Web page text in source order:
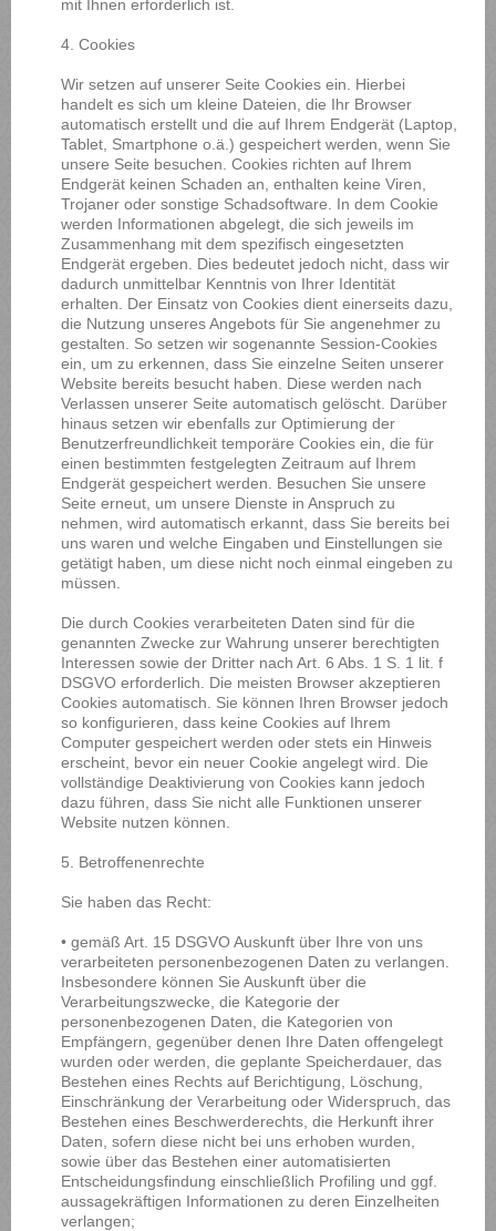
mit Ihnen erforderlich ist.
4. Cookies
Wir setzen auf unserer Seite Cookies ein. Hierbei
handelt es sich um kleine Dateien, die Ihr Browser
automatisch erstellt und die auf Ihrem Endgerät (Laptop,
Tablet, Smartphone o.ä.) gespeichert werden, wenn Sie
unsere Seite besuchen. Cookies richten auf Ihrem
Endgerät keinen Schaden an, enthalten keine Viren,
Trojaner oder sonstige Schadsoftware. In dem Cookie
werden Informationen abgelegt, die sich jeweils im
Zusammenhang mit dem spezifisch eingesetzten
Endgerät ergeben. Dies bedeutet jedoch nicht, dass wir
dadurch unmittelbar Kenntnis von Ihrer Identität
erhalten. Der Einsatz von Cookies dient einerseits dazu,
die Nutzung unseres Angebots für Sie angenehmer zu
gestalten. So setzen wir sogenannte Session-Cookies
ein, um zu erkennen, dass Sie einzelne Seiten unserer
Website bereits besucht haben. Diese werden nach
Verlassen unserer Seite automatisch gelöscht. Darüber
hinaus setzen wir ebenfalls zur Optimierung der
Benutzerfreundlichkeit temporäre Cookies ein, die für
einen bestimmten festgelegten Zeitraum auf Ihrem
Endgerät gespeichert werden. Besuchen Sie unsere
Seite erneut, um unsere Dienste in Anspruch zu
nehmen, wird automatisch erkannt, dass Sie bereits bei
uns waren und welche Eingaben und Einstellungen sie
getätigt haben, um diese nicht noch einmal eingeben zu
müssen.
Die durch Cookies verarbeiteten Daten sind für die
genannten Zwecke zur Wahrung unserer berechtigten
Interessen sowie der Dritter nach Art. 6 Abs. 1 S. 1 lit. f
DSGVO erforderlich. Die meisten Browser akzeptieren
Cookies automatisch. Sie können Ihren Browser jedoch
so konfigurieren, dass keine Cookies auf Ihrem
Computer gespeichert werden oder stets ein Hinweis
erscheint, bevor ein neuer Cookie angelegt wird. Die
vollständige Deaktivierung von Cookies kann jedoch
dazu führen, dass Sie nicht alle Funktionen unserer
Website nutzen können.
5. Betroffenenrechte
Sie haben das Recht:
• gemäß Art. 15 DSGVO Auskunft über Ihre von uns
verarbeiteten personenbezogenen Daten zu verlangen.
Insbesondere können Sie Auskunft über die
Verarbeitungszwecke, die Kategorie der
personenbezogenen Daten, die Kategorien von
Empfängern, gegenüber denen Ihre Daten offengelegt
wurden oder werden, die geplante Speicherdauer, das
Bestehen eines Rechts auf Berichtigung, Löschung,
Einschränkung der Verarbeitung oder Widerspruch, das
Bestehen eines Beschwerderechts, die Herkunft ihrer
Daten, sofern diese nicht bei uns erhoben wurden,
sowie über das Bestehen einer automatisierten
Entscheidungsfindung einschließlich Profiling und ggf.
aussagekräftigen Informationen zu deren Einzelheiten
verlangen;